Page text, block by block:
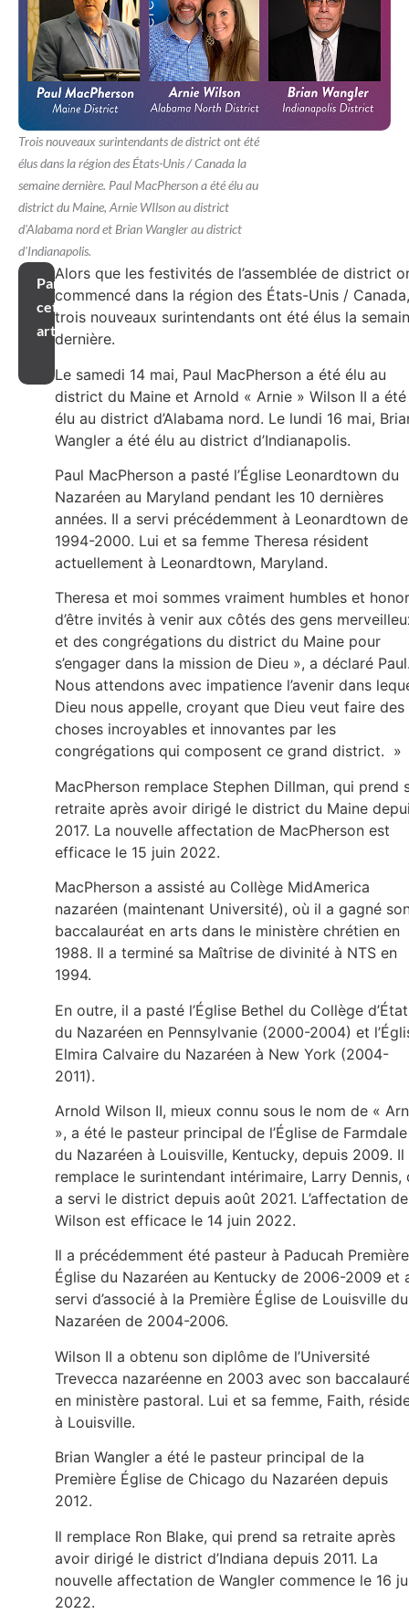
Trois nouveaux surintendants de district ont été
élus dans la région des États-Unis / Canada la
semaine dernière. Paul MacPherson a été élu au
district du Maine, Arnie WIlson au district
d'Alabama nord et Brian Wangler au district
d'Indianapolis.
Partager
cet
article
Alors que les festivités de l’assemblée de district
commencé dans la région des États-Unis / Canada,
trois nouveaux surintendants ont été élus la
dernière.
Le samedi 14 mai, Paul MacPherson a été élu au
district du Maine et Arnold « Arnie » Wilson II a été
élu au district d’Alabama nord. Le lundi 16 mai,
Wangler a été élu au district d’Indianapolis.
Paul MacPherson a pasté l’Église Leonardtown du
Nazaréen au Maryland pendant les 10 dernières
années. Il a servi précédemment à Leonardtown de
1994-2000. Lui et sa femme Theresa résident
actuellement à Leonardtown, Maryland.
Theresa et moi sommes vraiment humbles et
d’être invités à venir aux côtés des gens
et des congrégations du district du Maine pour
s’engager dans la mission de Dieu », a déclaré
Nous attendons avec impatience l’avenir dans
Dieu nous appelle, croyant que Dieu veut faire des
choses incroyables et innovantes par les
congrégations qui composent ce grand district. »
MacPherson remplace Stephen Dillman, qui prend
retraite après avoir dirigé le district du Maine
2017. La nouvelle affectation de MacPherson est
efficace le 15 juin 2022.
MacPherson a assisté au Collège MidAmerica
nazaréen (maintenant Université), où il a gagné
baccalauréat en arts dans le ministère chrétien en
1988. Il a terminé sa Maîtrise de divinité à NTS en
1994.
En outre, il a pasté l’Église Bethel du Collège d’État
du Nazaréen en Pennsylvanie (2000-2004) et
Elmira Calvaire du Nazaréen à New York (2004-
2011).
Arnold Wilson II, mieux connu sous le nom de «
», a été le pasteur principal de l’Église de Farmdale
du Nazaréen à Louisville, Kentucky, depuis 2009. Il
remplace le surintendant intérimaire, Larry Dennis,
a servi le district depuis août 2021. L’affectation de
Wilson est efficace le 14 juin 2022.
Il a précédemment été pasteur à Paducah Première
Église du Nazaréen au Kentucky de 2006-2009 et
servi d’associé à la Première Église de Louisville du
Nazaréen de 2004-2006.
Wilson II a obtenu son diplôme de l’Université
Trevecca nazaréenne en 2003 avec son
en ministère pastoral. Lui et sa femme, Faith,
à Louisville.
Brian Wangler a été le pasteur principal de la
Première Église de Chicago du Nazaréen depuis
2012.
Il remplace Ron Blake, qui prend sa retraite après
avoir dirigé le district d’Indiana depuis 2011. La
nouvelle affectation de Wangler commence le 16
2022.